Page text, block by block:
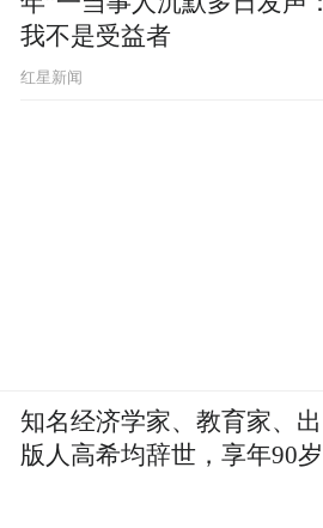
我不是受益者
红星新闻
知名经济学家、教育家、出
版人高希均辞世，享年90岁